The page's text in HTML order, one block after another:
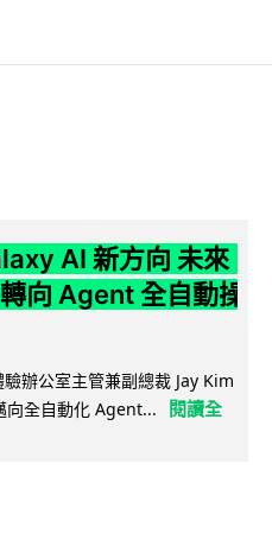
AI 新方向 未來
向 Agent 全自動操
辦公室主管兼副總裁 Jay Kim
向全自動化 Agent...
閱讀全